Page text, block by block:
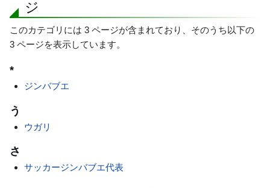
ン
移
ジ
このカテゴリには 3 ページが含まれており、そのうち以下の
3 ページを表示しています。
*
ジンバブエ
う
ウガリ
さ
サッカージンバブエ代表